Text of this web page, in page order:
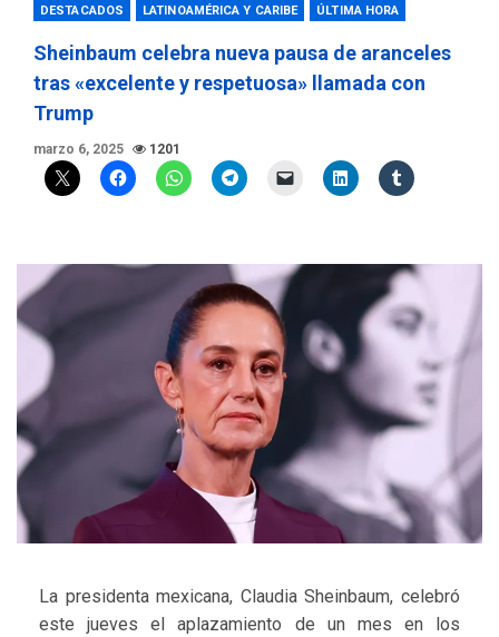
DESTACADOS LATINOAMÉRICA Y CARIBE ÚLTIMA HORA
Sheinbaum celebra nueva pausa de aranceles
tras «excelente y respetuosa» llamada con
Trump
marzo 6, 2025 1201
La presidenta mexicana, Claudia Sheinbaum, celebró
este jueves el aplazamiento de un mes en los